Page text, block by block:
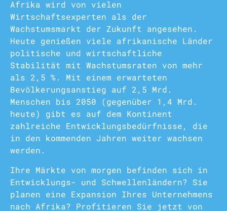
Afrika wird von vielen
Wirtschaftsexperten als der
Wachstumsmarkt der Zukunft angesehen.
Heute genießen viele afrikanische Länder
politische und wirtschaftliche
Stabilität mit Wachstumsraten von mehr
als 2,5 %. Mit einem erwarteten
Bevölkerungsanstieg auf 2,5 Mrd.
Menschen bis 2050 (gegenüber 1,4 Mrd.
heute) gibt es auf dem Kontinent
zahlreiche Entwicklungsbedürfnisse, die
in den kommenden Jahren weiter wachsen
werden.
Ihre Märkte von morgen befinden sich in
Entwicklungs- und Schwellenländern? Sie
planen eine Expansion Ihres Unternehmens
nach Afrika? Profitieren Sie jetzt von